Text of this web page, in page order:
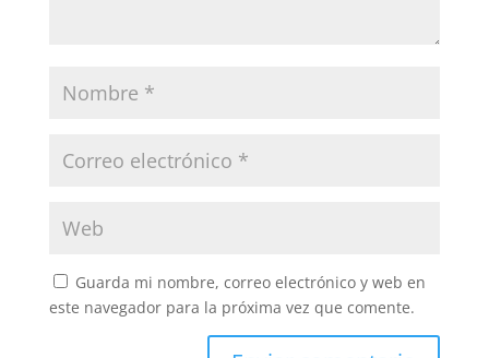
Guarda mi nombre, correo electrónico y web en
este navegador para la próxima vez que comente.